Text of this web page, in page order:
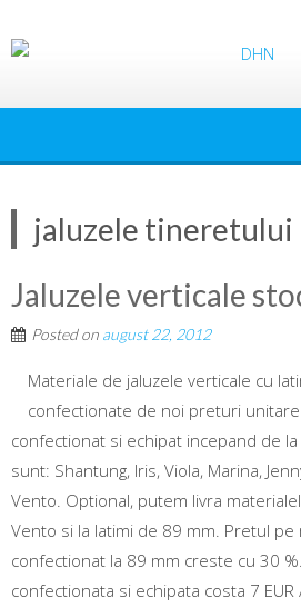
jaluzele tineretului
Jaluzele verticale
Posted on august 22, 2012
Materiale de jaluzele verticale cu
confectionate de noi preturi
confectionat si echipat incepand de
sunt: Shantung, Iris, Viola, Marina,
Vento. Optional, putem livra
Vento si la latimi de 89 mm. Pretul pe
confectionat la 89 mm creste cu 30
confectionata si echipata costa 7